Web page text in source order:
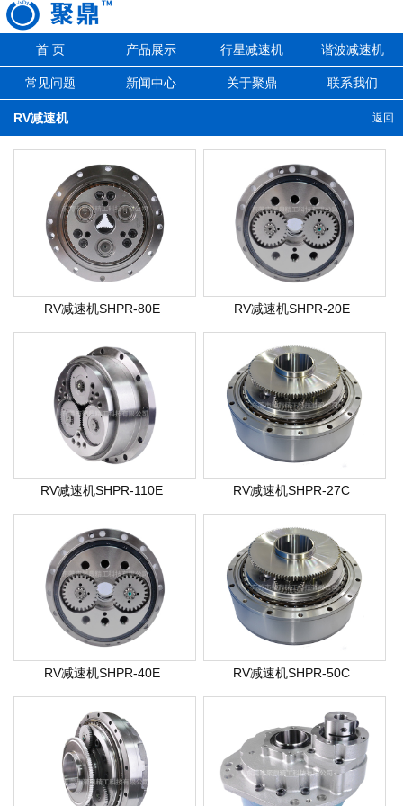
首 页 产品展示 行星减速机 谐波减速机
常见问题 新闻中心 关于聚鼎 联系我们
返回
RV减速机
RV减速机SHPR-80E RV减速机SHPR-20E
RV减速机SHPR-110E RV减速机SHPR-27C
RV减速机SHPR-40E RV减速机SHPR-50C